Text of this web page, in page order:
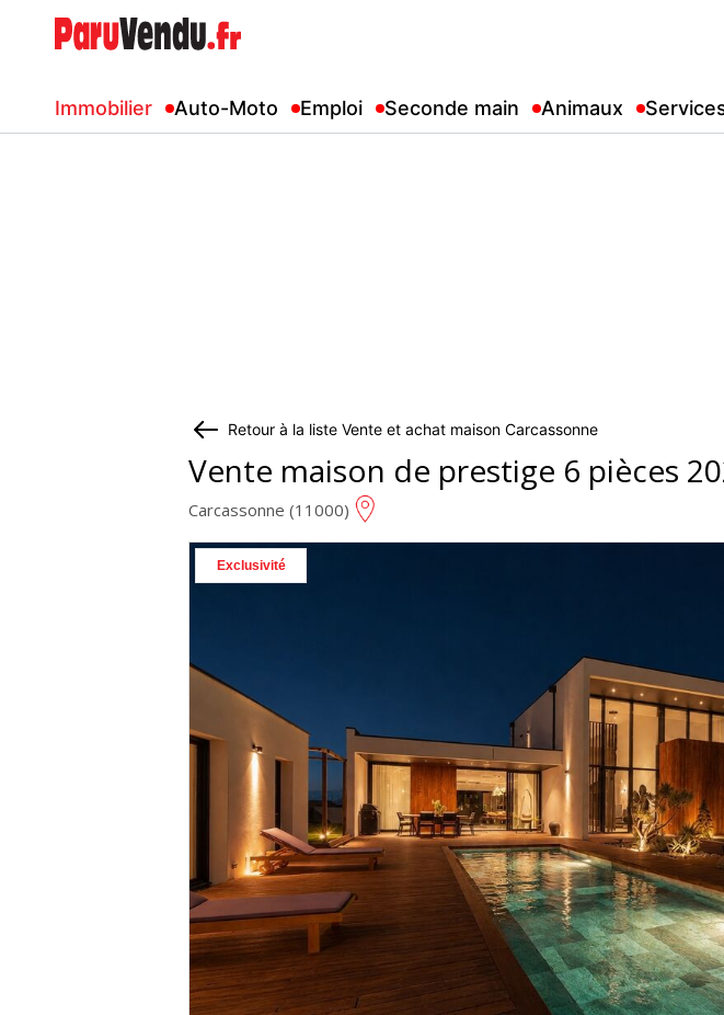
Immobilier Auto-Moto Emploi Seconde main Animaux
Retour à la liste Vente et achat maison Carcassonne
Vente maison de prestige 6 pièces
Carcassonne (11000)
Exclusivité